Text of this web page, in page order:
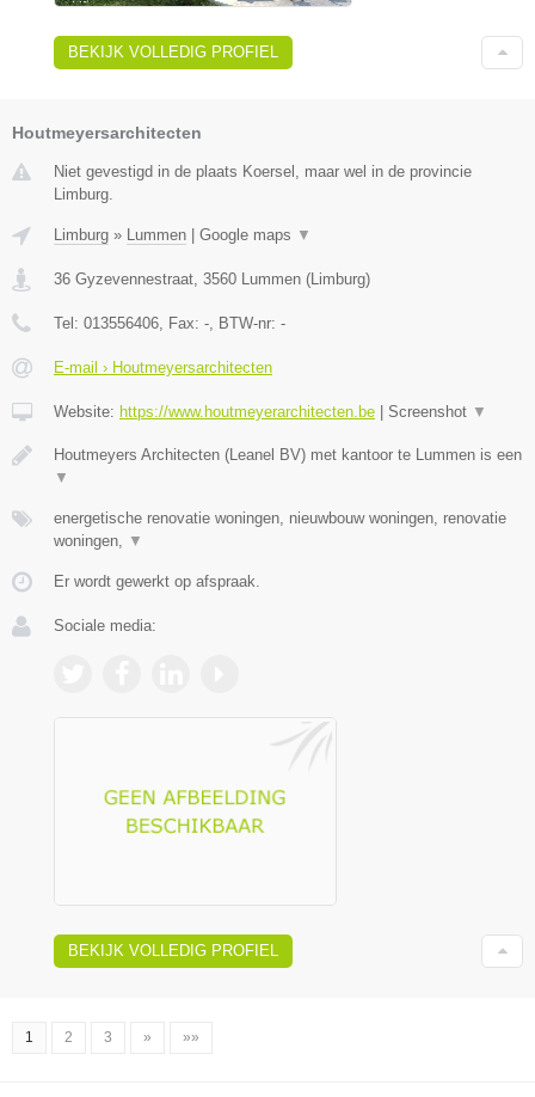
BEKIJK VOLLEDIG PROFIEL
Houtmeyersarchitecten
Niet gevestigd in de plaats Koersel, maar wel in de provincie
Limburg.
Limburg » Lummen Google maps ▼
36 Gyzevennestraat 3560 Lummen ( Limburg)
Tel: 013556406 , Fax: - , BTW-nr: -
E-mail › Houtmeyersarchitecten
Website: https://www.houtmeyerarchitecten.be Screenshot ▼
Houtmeyers Architecten (Leanel BV) met kantoor te Lummen is een
▼
energetische renovatie woningen, nieuwbouw woningen, renovatie
woningen,
▼
Er wordt gewerkt op afspraak.
Sociale media:
BEKIJK VOLLEDIG PROFIEL
1 2 3 » »»